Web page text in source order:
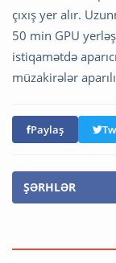
çıxış yer alır.
50 min GPU
istiqamətdə
müzakirələr
Paylaş
ŞƏRHLƏR